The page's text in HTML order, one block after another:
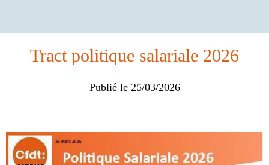
Tract politique salariale 2026
Publié le 25/03/2026